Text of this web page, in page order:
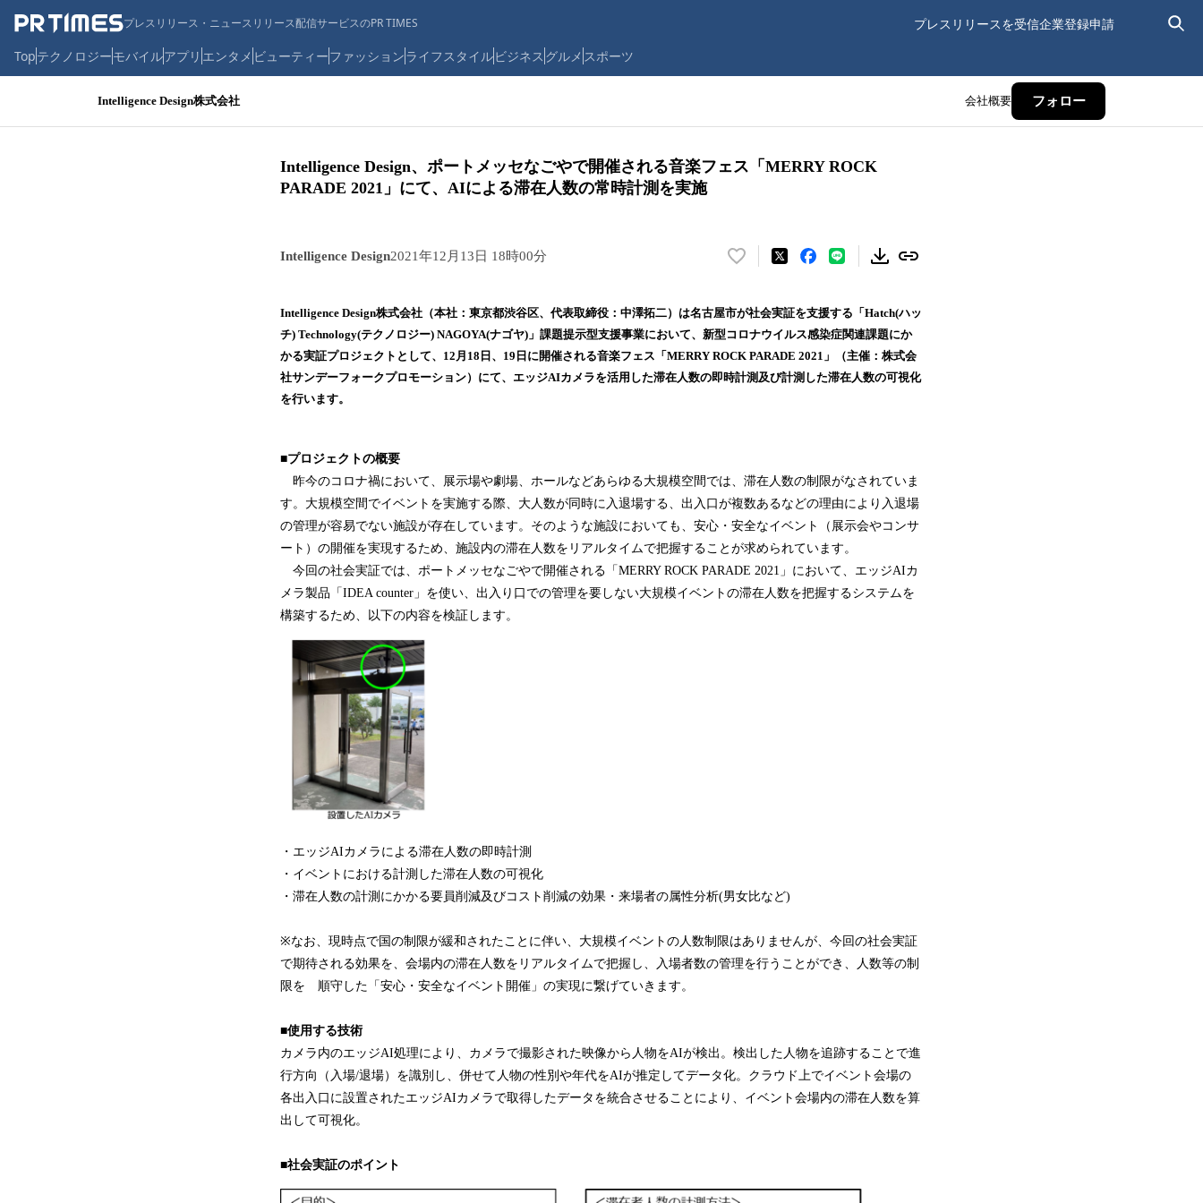
プレスリリース・ニュースリリース配信サービスのPR TIMES プレスリリースを受信企業登録申請
Topテクノロジーモバイルアプリ エンタメ ビューティーファッションライフスタイルビジネス グルメ スポーツ
Intelligence Design株式会社 会社概要 フォロー
Intelligence Design、ポートメッセなごやで開催される音楽フェス「MERRY ROCK
PARADE 2021」にて、AIによる滞在人数の常時計測を実施
Intelligence Design2021年12月13日 18時00分
い
！
数
を
読
で
す
Intelligence Design株式会社（本社：東京都渋谷区、代表取締役：中澤拓二）は名古屋市が社会実証を支援する「Hatch(ハッ
チ) Technology(テクノロジー) NAGOYA(ナゴヤ)」課題提示型支援事業において、新型コロナウイルス感染症関連課題にか
かる実証プロジェクトとして、12月18日、19日に開催される音楽フェス「MERRY ROCK PARADE 2021」（主催：株式会
社サンデーフォークプロモーション）にて、エッジAIカメラを活用した滞在人数の即時計測及び計測した滞在人数の可視化
を行います。
■プロジェクトの概要
昨今のコロナ禍において、展示場や劇場、ホールなどあらゆる大規模空間では、滞在人数の制限がなされていま
す。大規模空間でイベントを実施する際、大人数が同時に入退場する、出入口が複数あるなどの理由により入退場
の管理が容易でない施設が存在しています。そのような施設においても、安心・安全なイベント（展示会やコンサ
ート）の開催を実現するため、施設内の滞在人数をリアルタイムで把握することが求められています。
今回の社会実証では、ポートメッセなごやで開催される「MERRY ROCK PARADE 2021」において、エッジAIカ
メラ製品「IDEA counter」を使い、出入り口での管理を要しない大規模イベントの滞在人数を把握するシステムを
構築するため、以下の内容を検証します。
・エッジAIカメラによる滞在人数の即時計測
・イベントにおける計測した滞在人数の可視化
・滞在人数の計測にかかる要員削減及びコスト削減の効果・来場者の属性分析(男女比など)
※なお、現時点で国の制限が緩和されたことに伴い、大規模イベントの人数制限はありませんが、今回の社会実証
で期待される効果を、会場内の滞在人数をリアルタイムで把握し、入場者数の管理を行うことができ、人数等の制
限を 順守した「安心・安全なイベント開催」の実現に繋げていきます。
■使用する技術
カメラ内のエッジAI処理により、カメラで撮影された映像から人物をAIが検出。検出した人物を追跡することで進
行方向（入場/退場）を識別し、併せて人物の性別や年代をAIが推定してデータ化。クラウド上でイベント会場の
各出入口に設置されたエッジAIカメラで取得したデータを統合させることにより、イベント会場内の滞在人数を算
出して可視化。
■社会実証のポイント